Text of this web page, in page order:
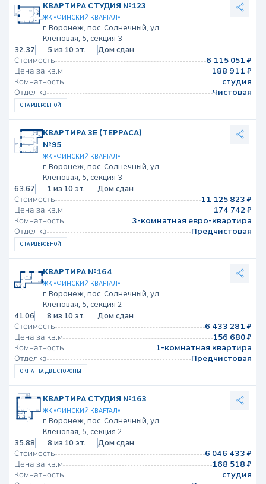
КВАРТИРА СТУДИЯ №123
ЖК «ФИНСКИЙ КВАРТАЛ»
г. Воронеж, пос. Солнечный, ул.
Кленовая, 5, секция 3
32.37
5 из 10 эт. Дом сдан
Стоимость
6 115 051 ₽
Цена за кв.м
188 911 ₽
Комнатность
студия
Отделка
Чистовая
С ГАРДЕРОБНОЙ
КВАРТИРА 3Е (ТЕРРАСА)
№95
ЖК «ФИНСКИЙ КВАРТАЛ»
г. Воронеж, пос. Солнечный, ул.
Кленовая, 5, секция 3
63.67
1 из 10 эт. Дом сдан
Стоимость
11 125 823 ₽
Цена за кв.м
174 742 ₽
Комнатность
3-комнатная евро-квартира
Отделка
Предчистовая
С ГАРДЕРОБНОЙ
КВАРТИРА №164
ЖК «ФИНСКИЙ КВАРТАЛ»
г. Воронеж, пос. Солнечный, ул.
Кленовая, 5, секция 2
41.06
8 из 10 эт. Дом сдан
Стоимость
6 433 281 ₽
Цена за кв.м
156 680 ₽
Комнатность
1-комнатная квартира
Отделка
Предчистовая
ОКНА НА ДВЕ СТОРОНЫ
КВАРТИРА СТУДИЯ №163
ЖК «ФИНСКИЙ КВАРТАЛ»
г. Воронеж, пос. Солнечный, ул.
Кленовая, 5, секция 2
35.88
8 из 10 эт. Дом сдан
Стоимость
6 046 433 ₽
Цена за кв.м
168 518 ₽
Комнатность
студия